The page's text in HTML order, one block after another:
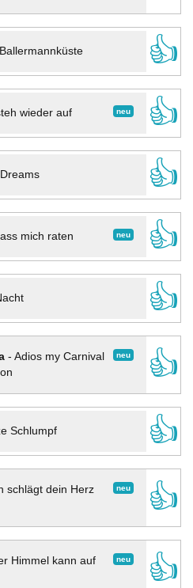
👍
neu
wieder auf
👍
👍
neu
mich raten
👍
👍
neu
- Adios my Carnival
👍
Schlumpf
👍
neu
schlägt dein Herz
👍
neu
Himmel kann auf
👍